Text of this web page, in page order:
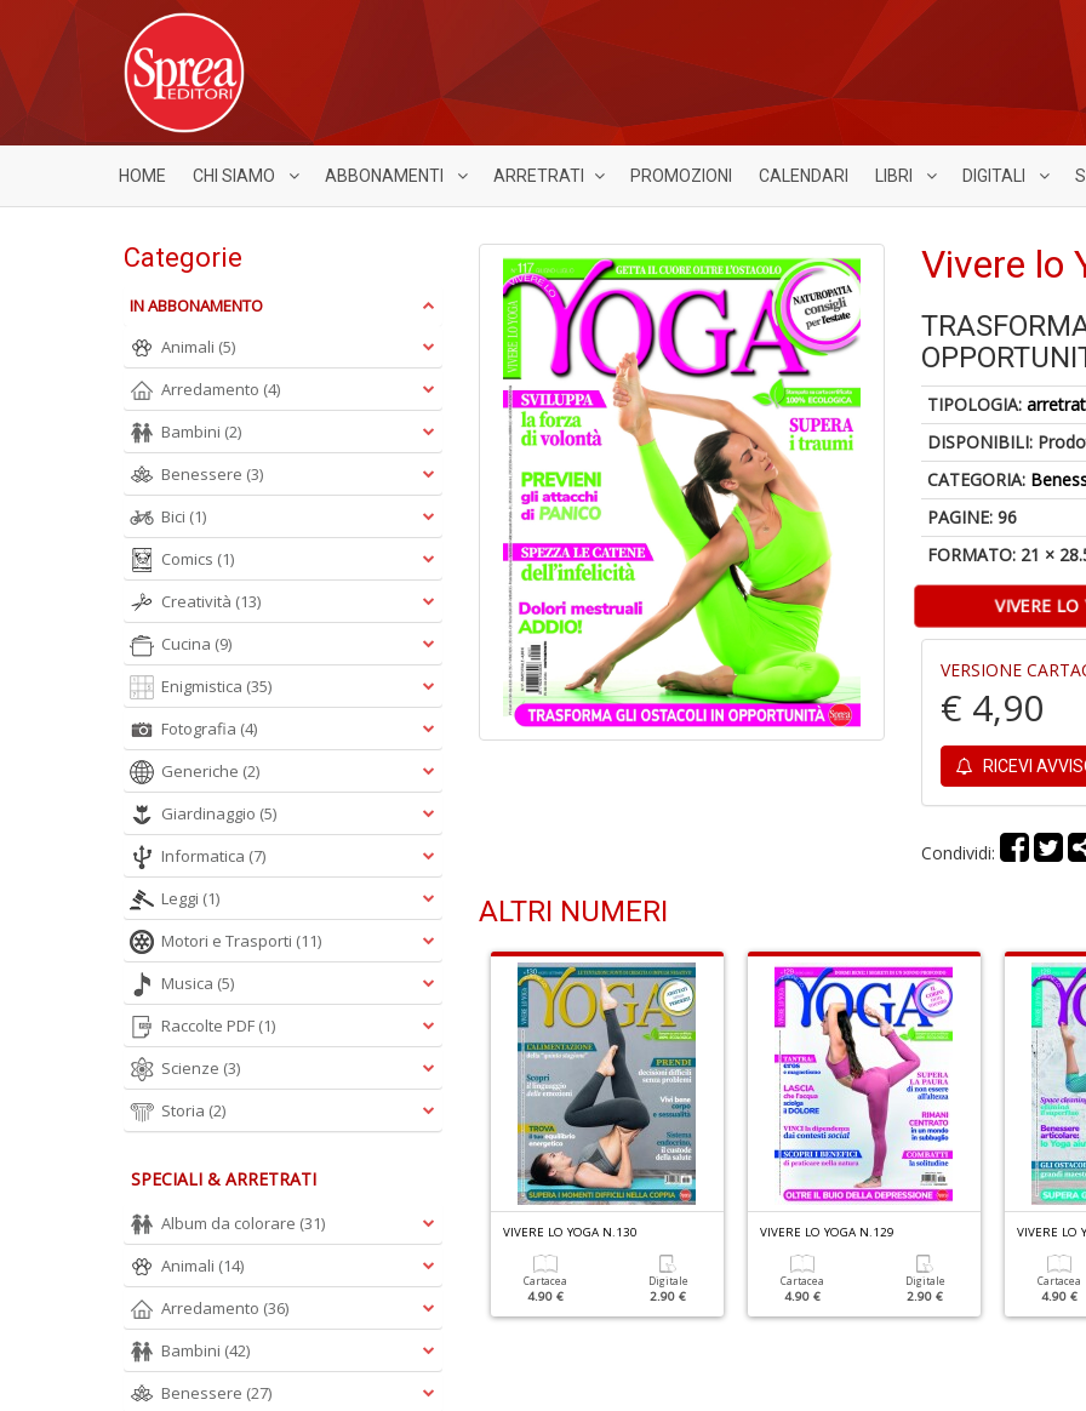
HOME CHI SIAMO ABBONAMENTI ARRETRATI PROMOZIONI CALENDARI LIBRI DIGITALI
Vivere lo
TIPOLOGIA:
DISPONIBILI:
CATEGORIA:
PAGINE: 96
FORMATO: 21 ×
VIVERE
VERSIONE
€ 4,90
RICEVI
Condividi:
ALTRI NUMERI
Calmo, Vita Felice
Digitale
2.90 €
VIVERE LO YOGA N.115
Cartacea Digitale
2.90 €
VIVERE LO YOGA N.130
Cartacea
4.90 €
Digitale
2.90 €
VIVERE LO YOGA N.129
Cartacea
4.90 €
Digitale
2.90 €
VIVERE LO
Cartacea
4.90 €
Categorie
IN ABBONAMENTO
Animali (5)
Arredamento (4)
Bambini (2)
Benessere (3)
Bici (1)
Comics (1)
Creatività (13)
Cucina (9)
Enigmistica (35)
Fotografia (4)
Generiche (2)
Giardinaggio (5)
Informatica (7)
Leggi (1)
Motori e Trasporti (11)
Musica (5)
Raccolte PDF (1)
Scienze (3)
Storia (2)
SPECIALI & ARRETRATI
Album da colorare (31)
Animali (14)
Arredamento (36)
Bambini (42)
Benessere (27)